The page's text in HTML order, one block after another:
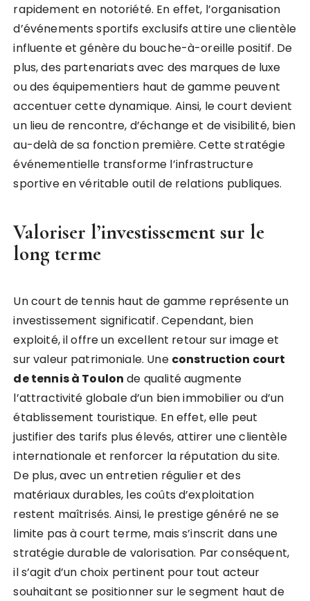
rapidement en notoriété. En effet, l’organisation
d’événements sportifs exclusifs attire une clientèle
influente et génère du bouche-à-oreille positif. De
plus, des partenariats avec des marques de luxe
ou des équipementiers haut de gamme peuvent
accentuer cette dynamique. Ainsi, le court devient
un lieu de rencontre, d’échange et de visibilité, bien
au-delà de sa fonction première. Cette stratégie
événementielle transforme l’infrastructure
sportive en véritable outil de relations publiques.
Valoriser l’investissement sur le
long terme
Un court de tennis haut de gamme représente un
investissement significatif. Cependant, bien
exploité, il offre un excellent retour sur image et
sur valeur patrimoniale. Une construction court
de tennis à Toulon de qualité augmente
l’attractivité globale d’un bien immobilier ou d’un
établissement touristique. En effet, elle peut
justifier des tarifs plus élevés, attirer une clientèle
internationale et renforcer la réputation du site.
De plus, avec un entretien régulier et des
matériaux durables, les coûts d’exploitation
restent maîtrisés. Ainsi, le prestige généré ne se
limite pas à court terme, mais s’inscrit dans une
stratégie durable de valorisation. Par conséquent,
il s’agit d’un choix pertinent pour tout acteur
souhaitant se positionner sur le segment haut de